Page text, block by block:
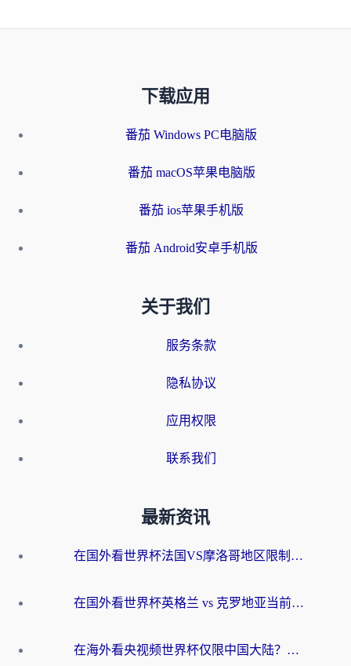
下载应用
番茄 Windows PC电脑版
番茄 macOS苹果电脑版
番茄 ios苹果手机版
番茄 Android安卓手机版
关于我们
服务条款
隐私协议
应用权限
联系我们
最新资讯
在国外看世界杯法国VS摩洛哥地区限制？这篇指南让你流畅看中文解说无压力
在国外看世界杯英格兰 vs 克罗地亚当前地区不可播放？这篇指南帮你搞定所有海外观赛难题
在海外看央视频世界杯仅限中国大陆？这篇指南帮你解锁中文解说+无卡顿直播